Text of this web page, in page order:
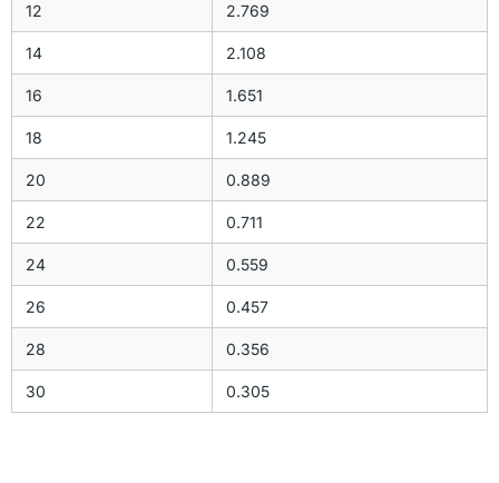
12 2.769
14 2.108
16 1.651
18 1.245
20 0.889
22 0.711
24 0.559
26 0.457
28 0.356
30 0.305